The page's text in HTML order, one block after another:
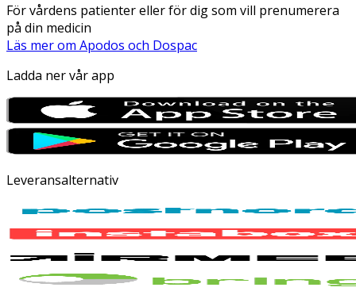
För vårdens patienter eller för dig som vill prenumerera
på din medicin
Läs mer om Apodos och Dospac
Ladda ner vår app
Leveransalternativ